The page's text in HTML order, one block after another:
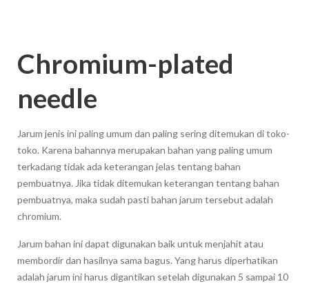
Chromium-plated
needle
Jarum jenis ini paling umum dan paling sering ditemukan di toko-
toko. Karena bahannya merupakan bahan yang paling umum
terkadang tidak ada keterangan jelas tentang bahan
pembuatnya. Jika tidak ditemukan keterangan tentang bahan
pembuatnya, maka sudah pasti bahan jarum tersebut adalah
chromium.
Jarum bahan ini dapat digunakan baik untuk menjahit atau
membordir dan hasilnya sama bagus. Yang harus diperhatikan
adalah jarum ini harus digantikan setelah digunakan 5 sampai 10